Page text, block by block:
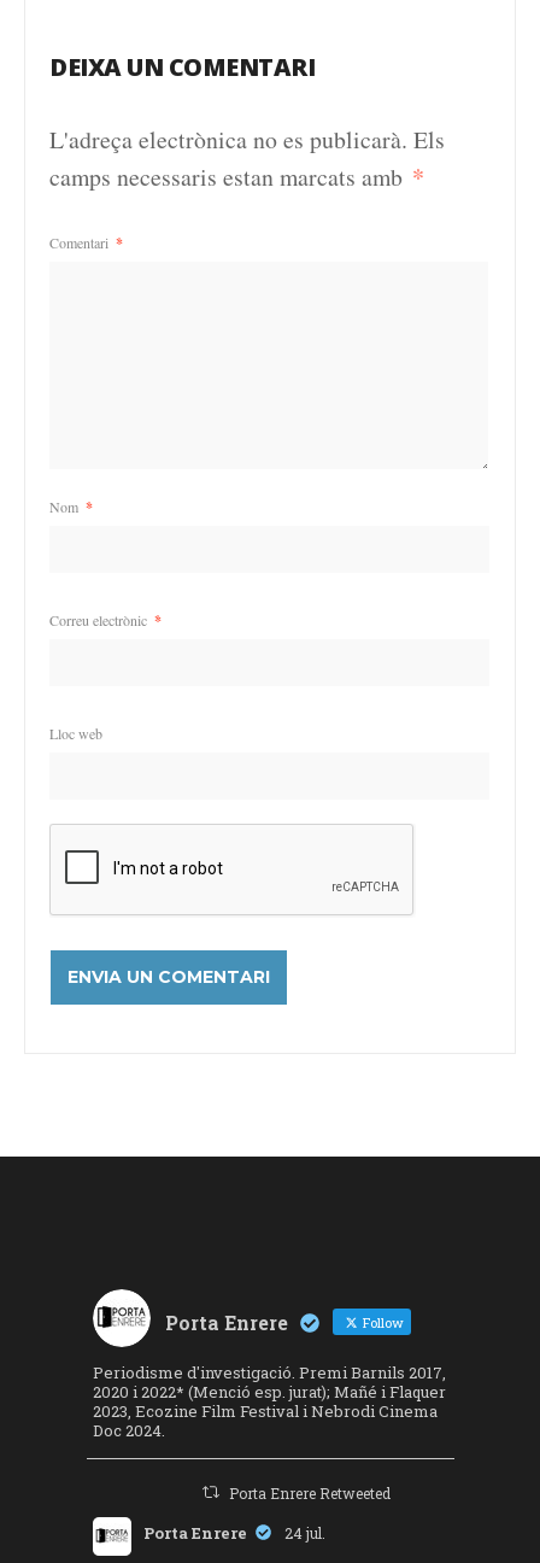
DEIXA UN COMENTARI
L'adreça electrònica no es publicarà. Els
camps necessaris estan marcats amb *
Comentari *
Nom *
Correu electrònic *
Lloc web
Porta Enrere Follow
Periodisme d'investigació. Premi Barnils 2017,
2020 i 2022* (Menció esp. jurat); Mañé i Flaquer
2023, Ecozine Film Festival i Nebrodi Cinema
Doc 2024.
Porta Enrere Retweeted
Porta Enrere 24 jul.